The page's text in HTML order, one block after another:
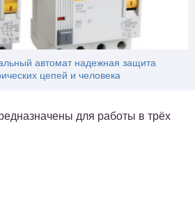
автомат надежная защита
цепей и человека
для работы в трёх